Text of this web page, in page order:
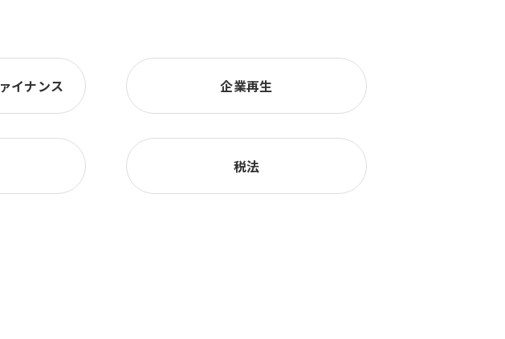
イナンス 企業再生
税法